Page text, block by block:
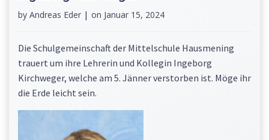
by Andreas Eder | on Januar 15, 2024
Die Schulgemeinschaft der Mittelschule Hausmening
trauert um ihre Lehrerin und Kollegin Ingeborg
Kirchweger, welche am 5. Jänner verstorben ist. Möge ihr
die Erde leicht sein.